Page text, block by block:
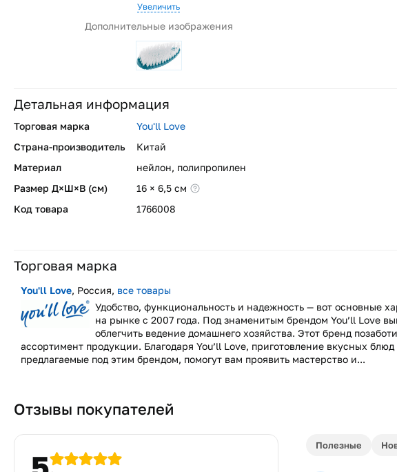
Увеличить
Дополнительные изображения
Детальная информация
Торговая марка
You'll Love
Страна-производитель
Китай
Материал
нейлон, полипропилен
Размер Д×Ш×В (см)
16 × 6,5 см
Код товара
1766008
Торговая марка
You'll Love, Россия, все товары
Удобство, функциональность и надежность — вот основные
на рынке с 2007 года. Под знаменитым брендом You’ll Love
облегчить ведение домашнего хозяйства. Этот бренд
ассортимент продукции. Благодаря You’ll Love, приготовление вкусных
предлагаемые под этим брендом, помогут вам проявить мастерство и...
Отзывы покупателей
Полезные